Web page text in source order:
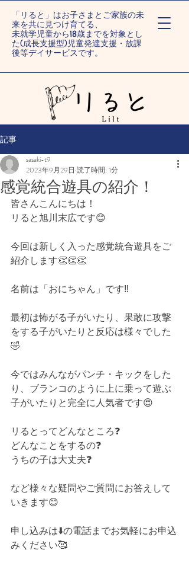
「リると」はお子さまとご家族の未
来を共に見つけ育てる、
未就学児童から18歳までを対象とし
た(成長支援型)児童発達支援・放課
後等デイサービスです。
記事
感覚統合遊具の紹介！
sasaki-t9
2023年9月29日 読了時間: 1分
皆さんこんにちは！
リると旭川末広です😊
今回は新しく入った感覚統合遊具をご
紹介します👏👏👏
名前は「おにちゃん」です‼
最初は怖がる子がいたり、果敢に攻撃
をする子がいたりと反応は様々でした
🤣
今ではみんながパンチ・キックをした
り、ブランコのように上に乗って遊ぶ
子がいたりと完全に人気者です😍
リるとってどんなところ❓⁡
どんなことをするの❓⁡
うちの子は大丈夫❓⁡
など様々な疑問やご質問にお答えして
いきます😊⁡⁡
申し込みは⬇️の電話までお気軽にお申込
みください🥰⁡